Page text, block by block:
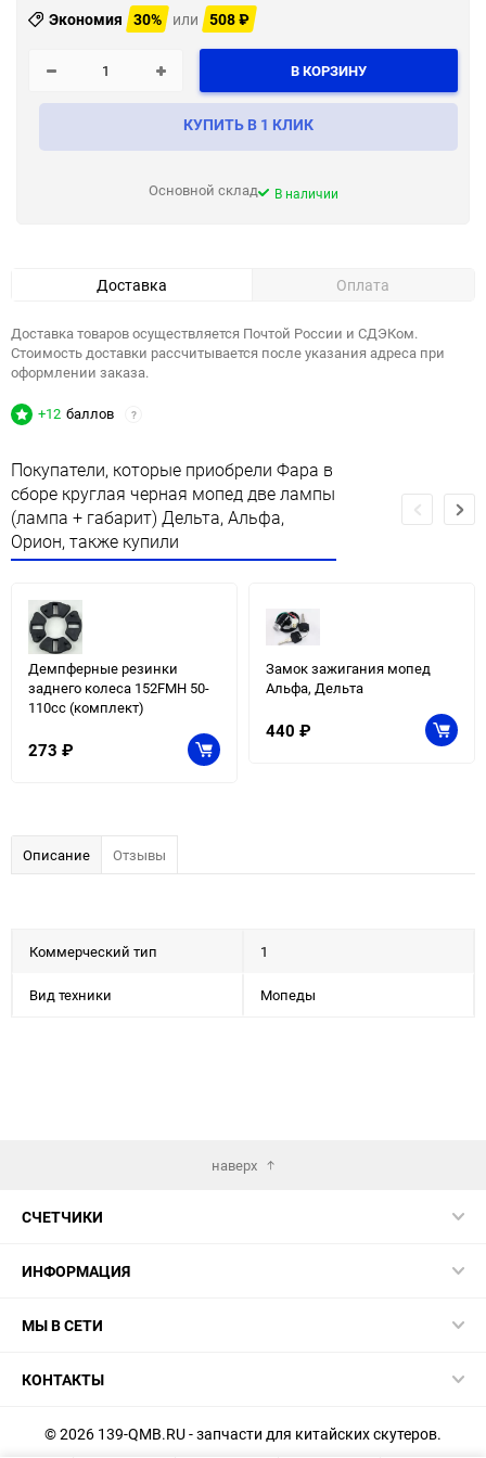
Экономия 30% или 508₽
В КОРЗИНУ
КУПИТЬ В 1 КЛИК
Основной склад В наличии
Доставка Оплата
Доставка товаров осуществляется Почтой России и СДЭКом.
Стоимость доставки рассчитывается после указания адреса при
оформлении заказа.
+12 баллов ?
Покупатели, которые приобрели Фара в
сборе круглая черная мопед две лампы
(лампа + габарит) Дельта, Альфа,
Орион, также купили
Демпферные резинки
заднего колеса 152FMH 50-
110cc (комплект)
273 ₽
Замок зажигания мопед
Альфа, Дельта
440 ₽
Описание Отзывы
Коммерческий тип 1
Вид техники Мопеды
наверх
СЧЕТЧИКИ
ИНФОРМАЦИЯ
МЫ В СЕТИ
КОНТАКТЫ
© 2026 139-QMB.RU - запчасти для китайских скутеров.